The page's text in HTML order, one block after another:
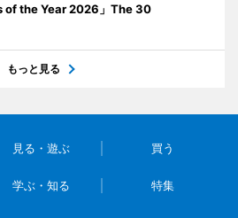
of the Year 2026」The 30
もっと見る
見る・遊ぶ 買う
学ぶ・知る 特集